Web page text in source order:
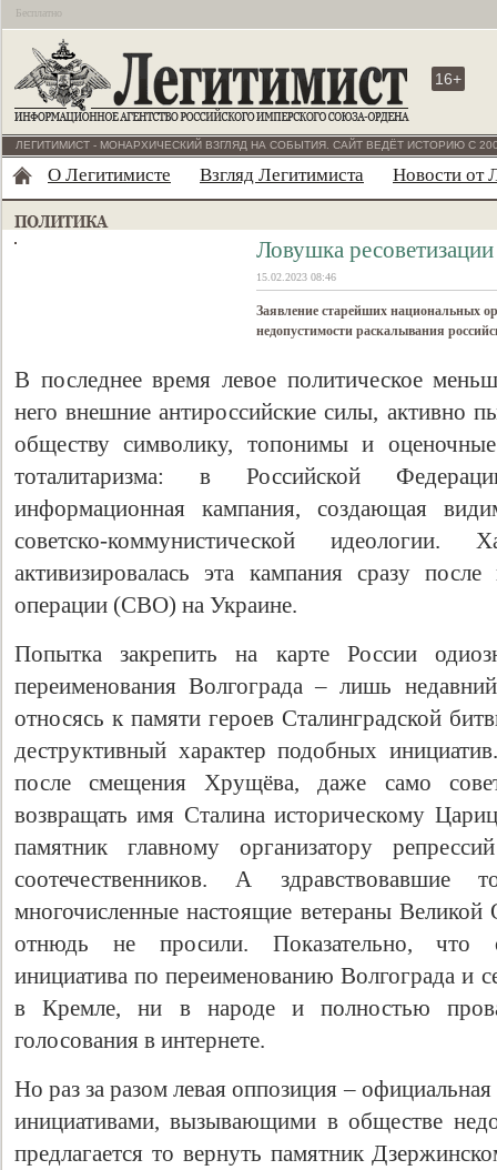
Бесплатно
16+
ЛЕГИТИМИСТ - МОНАРХИЧЕСКИЙ ВЗГЛЯД НА СОБЫТИЯ. САЙТ ВЕДЁТ ИСТОРИЮ С
О Легитимисте Взгляд Легитимиста Новости от
Ловушка
15.02.2023 08:46
Заявление старейших национальных
недопустимости раскалывания
В последнее время левое политическое
него внешние антироссийские силы, активно
обществу символику, топонимы и
тоталитаризма: в Российской
информационная кампания, создающая
советско-коммунистической идеологии.
активизировалась эта кампания сразу
операции (СВО) на Украине.
Попытка закрепить на карте России
переименования Волгограда – лишь
относясь к памяти героев Сталинградской
деструктивный характер подобных
после смещения Хрущёва, даже само
возвращать имя Сталина историческому
памятник главному организатору
соотечественников. А
многочисленные настоящие ветераны
отнюдь не просили. Показательно, что
инициатива по переименованию Волгограда и
в Кремле, ни в народе и полностью
голосования в интернете.
Но раз за разом левая оппозиция –
инициативами, вызывающими в обществе
предлагается то вернуть памятник